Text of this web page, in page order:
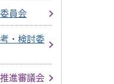
員会
・検討委
進審議会